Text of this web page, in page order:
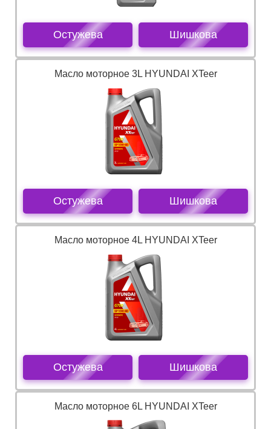
Остужева Шишкова
Масло моторное 3L HYUNDAI XTeer
Остужева Шишкова
Масло моторное 4L HYUNDAI XTeer
Остужева Шишкова
Масло моторное 6L HYUNDAI XTeer